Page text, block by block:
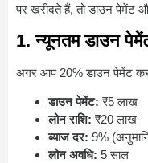
पर खरीदते हैं, तो डाउन पेमेंट
1. न्यूनतम डाउन
अगर आप 20% डाउन पेमेंट
डाउन पेमेंट: ₹5 लाख
लोन राशि: ₹20 लाख
ब्याज दर: 9%
लोन अवधि: 5 साल